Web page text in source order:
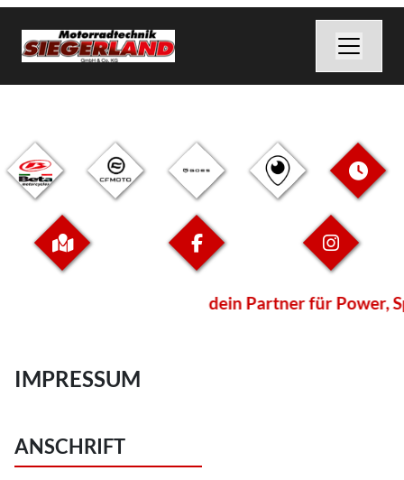
dein Partner für Power,
IMPRESSUM
ANSCHRIFT